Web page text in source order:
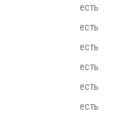
есть
есть
есть
есть
есть
есть